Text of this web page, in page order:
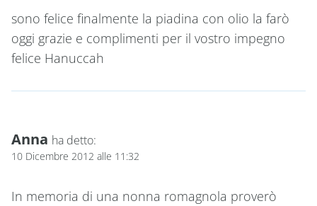
sono felice finalmente la piadina con olio la farò
oggi grazie e complimenti per il vostro impegno
felice Hanuccah
Anna ha detto:
10 Dicembre 2012 alle 11:32
In memoria di una nonna romagnola proverò